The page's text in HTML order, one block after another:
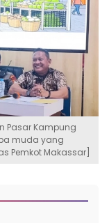
Pasar Kampung
muda yang
Pemkot Makassar]